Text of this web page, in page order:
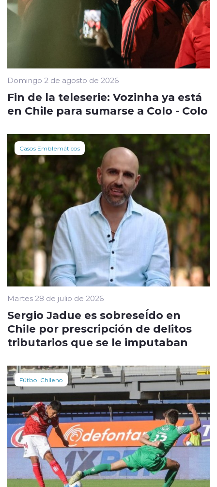
Domingo 2 de agosto de 2026
Fin de la teleserie: Vozinha ya está
en Chile para sumarse a Colo - Colo
Casos Emblemáticos
Martes 28 de julio de 2026
Sergio Jadue es sobreseÍdo en
Chile por prescripción de delitos
tributarios que se le imputaban
Fútbol Chileno